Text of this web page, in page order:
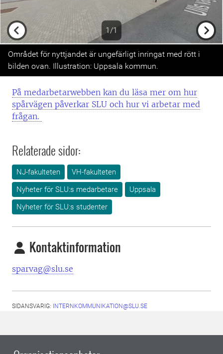
1/1
Previous
Området för nyttjandet är ungefärligt inringat med rött i
bilden ovan. Illustration: Uppsala kommun.
På medarbetarwebben kan du läsa mer om hur
spårvägen påverkar SLU och hur vi arbetar med
frågan.
Relaterade sidor:
NJ-fakulteten
VH-fakulteten
Nyheter för SLU:s medarbetare
Uppsala
Nyheter för SLU:s studenter
Kontaktinformation
sparvag@slu.se
SIDANSVARIG: INTERNKOMMUNIKATION@SLU.SE